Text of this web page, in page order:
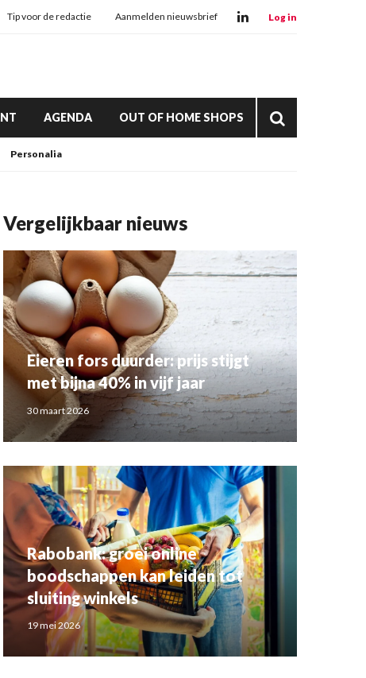
Tip voor de redactie Aanmelden nieuwsbrief Log in
AGENDA OUT OF HOME SHOPS
Personalia
Vergelijkbaar nieuws
Eieren fors duurder: prijs stijgt
met bijna 40% in vijf jaar
30 maart 2026
Rabobank: groei online
boodschappen kan leiden tot
sluiting winkels
19 mei 2026